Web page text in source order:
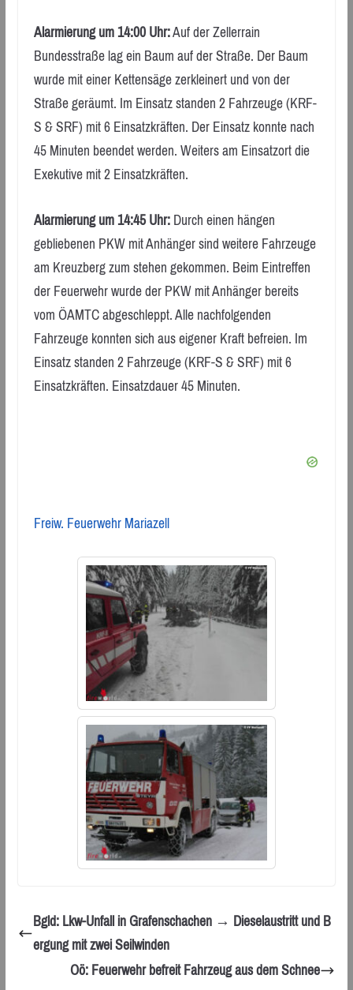
Alarmierung um 14:00 Uhr:Auf der Zellerrain
Bundesstraße lag ein Baum auf der Straße. Der Baum
wurde mit einer Kettensäge zerkleinert und von der
Straße geräumt. Im Einsatz standen 2 Fahrzeuge (KRF-
S & SRF) mit 6 Einsatzkräften. Der Einsatz konnte nach
45 Minuten beendet werden. Weiters am Einsatzort die
Exekutive mit 2 Einsatzkräften.
Alarmierung um 14:45 Uhr:Durch einen hängen
gebliebenen PKW mit Anhänger sind weitere Fahrzeuge
am Kreuzberg zum stehen gekommen. Beim Eintreffen
der Feuerwehr wurde der PKW mit Anhänger bereits
vom ÖAMTC abgeschleppt. Alle nachfolgenden
Fahrzeuge konnten sich aus eigener Kraft befreien. Im
Einsatz standen 2 Fahrzeuge (KRF-S & SRF) mit 6
Einsatzkräften. Einsatzdauer 45 Minuten.
Freiw. Feuerwehr Mariazell
Bgld: Lkw-Unfall in Grafenschachen → Dieselaustritt und B
ergung mit zwei Seilwinden
Oö: Feuerwehr befreit Fahrzeug aus dem Schnee